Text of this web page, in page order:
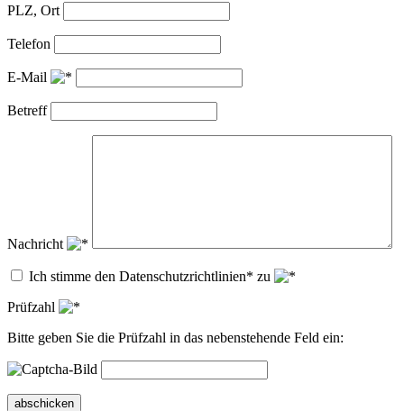
PLZ, Ort
Telefon
E-Mail
Betreff
Nachricht
Ich stimme den Datenschutzrichtlinien* zu
Prüfzahl
Bitte geben Sie die Prüfzahl in das nebenstehende Feld ein:
abschicken